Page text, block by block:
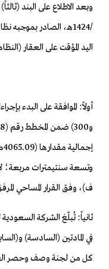
وبعد الاطلاع على البند
/1424هـ، الصادر بموجبه نظام نزع ملكية العقارات للمنفعة
اليد المؤقت على العقار
أولاً: الموافقة على البدء
و300) ضمن المخطط رقم (588/ج
إجمالية مقدارها (4065.09م2) أربعة
وتسعة سنتيمترات مربعة؛
ف)، وفق القرار المساحي
ثانياً: تُبلّغ الشركة السعودية
في المادتين (السادسة) و
كل من لجنة وصف وحصر